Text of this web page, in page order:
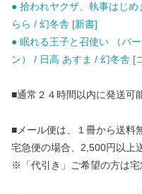
● 拾われヤクザ、執事はじ
らら / 幻冬舎 [新書]
● 眠れる王子と召使い （バ
ン） / 日高 あすま / 幻冬舎 [
■通常２４時間以内に発送可
■メール便は、１冊から送料
宅急便の場合、2,500円以上
※「代引き」ご希望の方は宅